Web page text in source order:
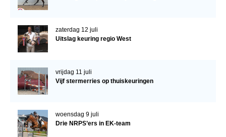
zaterdag 12 juli
Uitslag keuring regio West
vrijdag 11 juli
Vijf stermerries op thuiskeuringen
woensdag 9 juli
Drie NRPS’ers in EK-team